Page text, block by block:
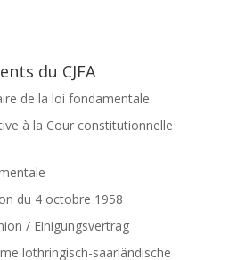
du CJFA
de la loi fondamentale
à la Cour constitutionnelle
du 4 octobre 1958
/ Einigungsvertrag
lothringisch-saarländische